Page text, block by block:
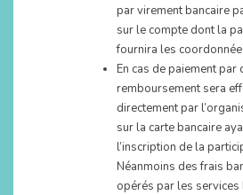
par virement bancaire
sur le compte dont la
fournira les
En cas de paiement par
remboursement sera
directement par
sur la carte bancaire
l’inscription de la
Néanmoins des frais
opérés par les services